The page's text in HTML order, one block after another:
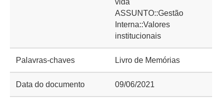
vida
ASSUNTO::Gestão
Interna::Valores
institucionais
Palavras-chaves Livro de Memórias
Data do documento 09/06/2021